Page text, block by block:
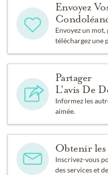
Envoyez
Envoyez un
téléchargez une
Partager
L'avis De
Informez les
aimée.
Obtenir
Inscrivez-vous
des services et